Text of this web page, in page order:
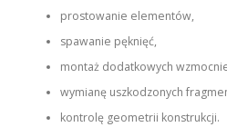
prostowanie elementów,
spawanie pęknięć,
montaż dodatkowych
wymianę uszkodzonych
kontrolę geometrii konstrukcji.